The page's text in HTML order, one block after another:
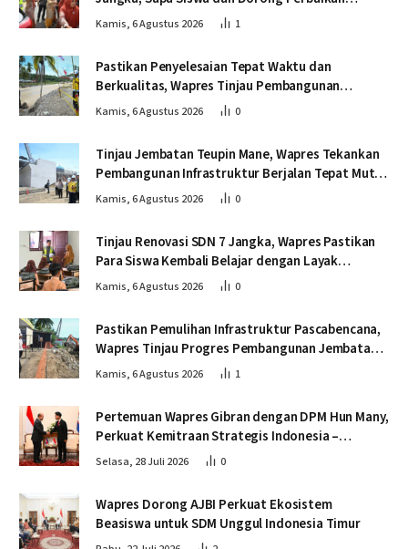
Sekolah
Kamis, 6 Agustus 2026 1
Pastikan Penyelesaian Tepat Waktu dan
Berkualitas, Wapres Tinjau Pembangunan
Jembatan Lumut
Kamis, 6 Agustus 2026 0
Tinjau Jembatan Teupin Mane, Wapres Tekankan
Pembangunan Infrastruktur Berjalan Tepat Mutu
dan Tepat Waktu
Kamis, 6 Agustus 2026 0
Tinjau Renovasi SDN 7 Jangka, Wapres Pastikan
Para Siswa Kembali Belajar dengan Layak
Pascabencana
Kamis, 6 Agustus 2026 0
Pastikan Pemulihan Infrastruktur Pascabencana,
Wapres Tinjau Progres Pembangunan Jembatan
Krueng Tingkeum Bireuen
Kamis, 6 Agustus 2026 1
Pertemuan Wapres Gibran dengan DPM Hun Many,
Perkuat Kemitraan Strategis Indonesia –
Kamboja
Selasa, 28 Juli 2026 0
Wapres Dorong AJBI Perkuat Ekosistem
Beasiswa untuk SDM Unggul Indonesia Timur